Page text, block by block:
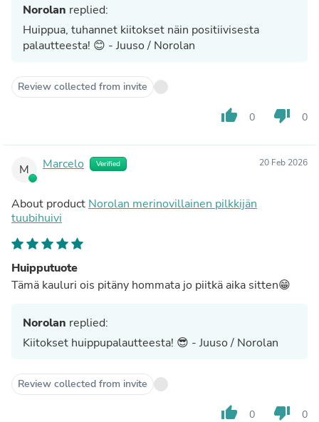
Norolan replied:
Huippua, tuhannet kiitokset näin positiivisesta
palautteesta! 😊 - Juuso / Norolan
Review collected from invite
thumb_up 0 thumb_down 0
M Marcelo Verified 20 Feb 2026
About product Norolan merinovillainen pilkkijän
tuubihuivi
Huipputuote
Tämä kauluri ois pitäny hommata jo piitkä aika sitten😁
Norolan replied:
Kiitokset huippupalautteesta! 😎 - Juuso / Norolan
Review collected from invite
thumb_up 0 thumb_down 0